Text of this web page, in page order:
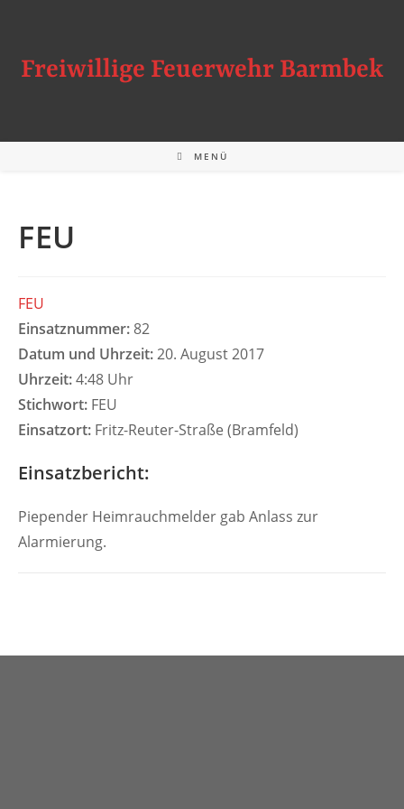
springen
Freiwillige Feuerwehr Barmbek
MENÜ
FEU
FEU
Einsatznummer: 82
Datum und Uhrzeit:20. August 2017
Uhrzeit:4:48 Uhr
Stichwort: FEU
Einsatzort: Fritz-Reuter-Straße (Bramfeld)
Einsatzbericht:
Piepender Heimrauchmelder gab Anlass zur
Alarmierung.